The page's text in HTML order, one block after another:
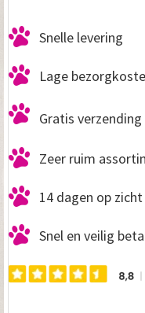
aantal
Snelle levering
Lage
Gratis
Zeer ruim
14 dagen op zicht
Snel en veilig